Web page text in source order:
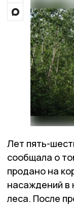
Лет пять-
сообщала о
продано на
насаждений в
леса. После